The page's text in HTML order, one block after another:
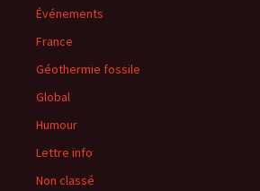
Événements
France
Géothermie fossile
Global
Humour
Lettre info
Non classé